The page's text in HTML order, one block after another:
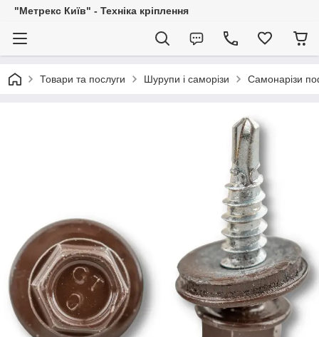
"Метрекс Київ" - Техніка кріплення
Товари та послуги Шурупи і саморізи Самонарізи